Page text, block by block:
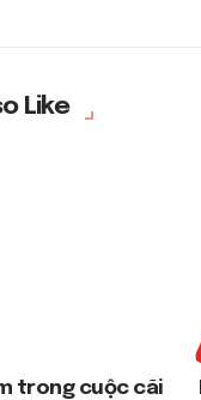
Like
trong cuộc cãi